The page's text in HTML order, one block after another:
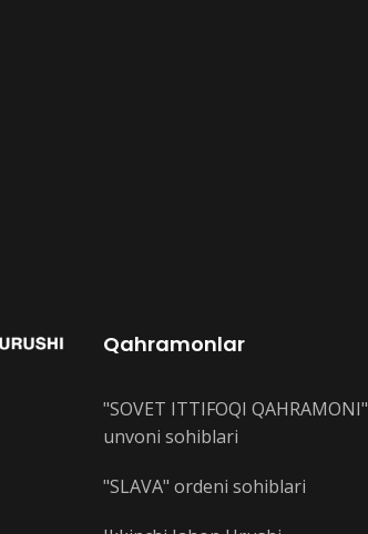
Qahramonlar
"SOVET ITTIFOQI QAHRAMONI"
unvoni sohiblari
"SLAVA" ordeni sohiblari